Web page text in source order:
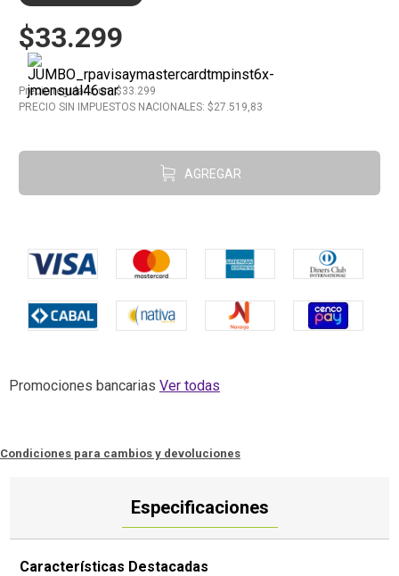
$33.299
Precio regularxun: $33.299
PRECIO SIN IMPUESTOS NACIONALES: $27.519,83
AGREGAR
Promociones bancarias Ver todas
Condiciones para cambios y devoluciones
Especificaciones
Características Destacadas
. Carne